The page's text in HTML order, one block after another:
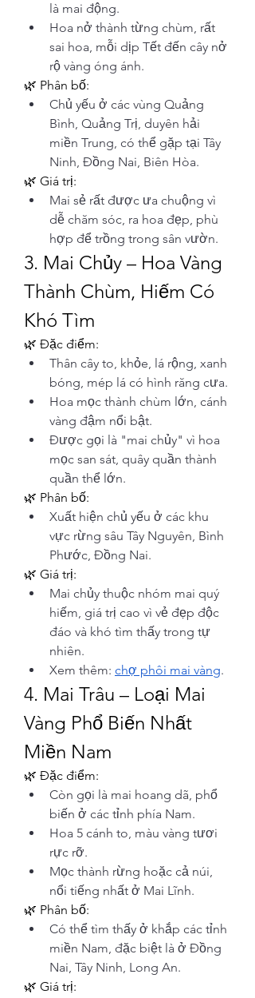
là mai động.
Hoa nở thành từng chùm, rất
sai hoa, mỗi dịp Tết đến cây nở
rộ vàng óng ánh.
🌿 Phân bố:
Chủ yếu ở các vùng Quảng
Bình, Quảng Trị, duyên hải
miền Trung, có thể gặp tại Tây
Ninh, Đồng Nai, Biên Hòa.
🌿 Giá trị:
Mai sẻ rất được ưa chuộng vì
dễ chăm sóc, ra hoa đẹp, phù
hợp để trồng trong sân vườn.
3. Mai Chủy – Hoa Vàng
Thành Chùm, Hiếm Có
Khó Tìm
🌿 Đặc điểm:
Thân cây to, khỏe, lá rộng, xanh
bóng, mép lá có hình răng cưa.
Hoa mọc thành chùm lớn, cánh
vàng đậm nổi bật.
Được gọi là "mai chủy" vì hoa
mọc san sát, quây quần thành
quần thể lớn.
🌿 Phân bố:
Xuất hiện chủ yếu ở các khu
vực rừng sâu Tây Nguyên, Bình
Phước, Đồng Nai.
🌿 Giá trị:
Mai chủy thuộc nhóm mai quý
hiếm, giá trị cao vì vẻ đẹp độc
đáo và khó tìm thấy trong tự
nhiên.
Xem thêm: chợ phôi mai vàng.
4. Mai Trâu – Loại Mai
Vàng Phổ Biến Nhất
Miền Nam
🌿 Đặc điểm:
Còn gọi là mai hoang dã, phổ
biến ở các tỉnh phía Nam.
Hoa 5 cánh to, màu vàng tươi
rực rỡ.
Mọc thành rừng hoặc cả núi,
nổi tiếng nhất ở Mai Lĩnh.
🌿 Phân bố:
Có thể tìm thấy ở khắp các tỉnh
miền Nam, đặc biệt là ở Đồng
Nai, Tây Ninh, Long An.
🌿 Giá trị: